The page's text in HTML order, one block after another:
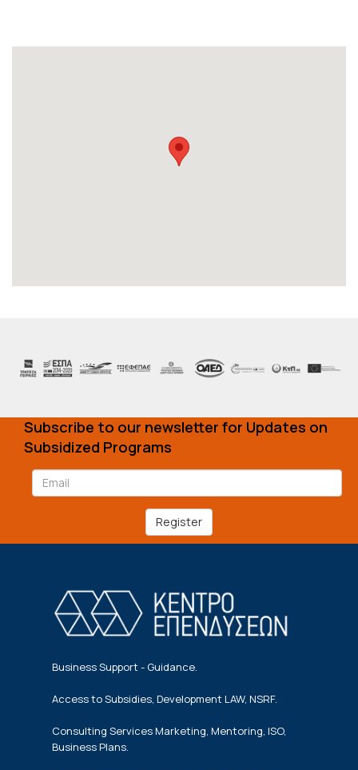
Subscribe to our newsletter for Updates on
Subsidized Programs
Register
Business Support - Guidance.
Access to Subsidies, Development LAW, NSRF.
Consulting Services Marketing, Mentoring, ISO,
Business Plans.